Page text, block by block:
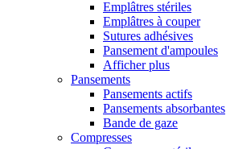
Emplâtres stériles
Emplâtres à couper
Sutures adhésives
Pansement d'ampoules
Afficher plus
Pansements
Pansements actifs
Pansements absorbantes
Bande de gaze
Compresses